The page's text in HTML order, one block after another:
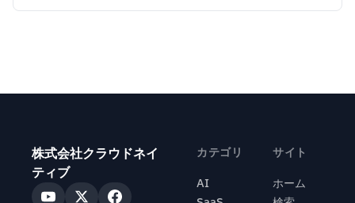
株式会社クラウドネイ
ティブ
カテゴリ
AI
サイト
ホーム